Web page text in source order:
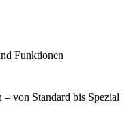
Funktionen
von Standard bis Spezial